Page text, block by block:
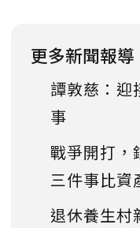
更多新聞報導
譚敦慈：迎
事
戰爭開打，
三件事比資
退休養生村